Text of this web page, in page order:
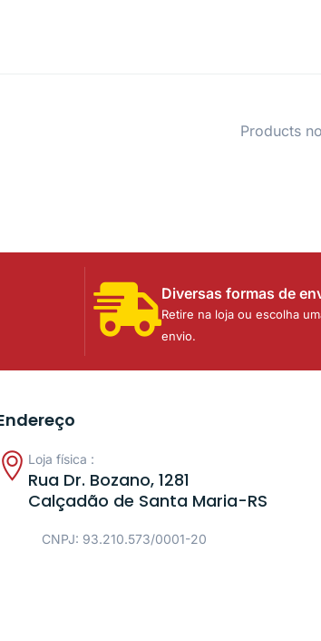
Products
Diversas formas de
Retire na loja ou escolha
envio.
Loja física :
Rua Dr. Bozano, 1281
Calçadão de Santa Maria-RS
CNPJ: 93.210.573/0001-20